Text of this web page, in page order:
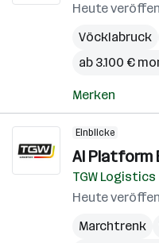
Heute
Vöcklabruck
ab 3.100 €
Merken
Einblicke
AI Platform
TGW Logistics
Heute
Marchtrenk